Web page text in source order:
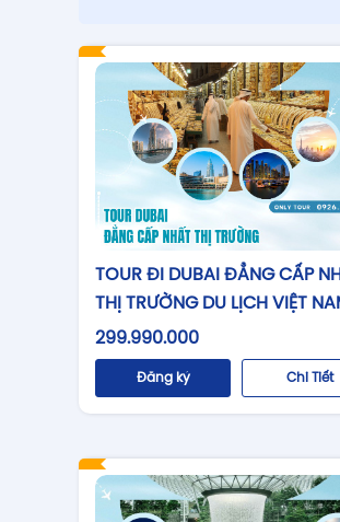
TOUR ĐI DUBAI ĐẲNG CẤP
THỊ TRƯỜNG DU LỊCH VIỆT
299.990.000
Đăng ký Chi Tiết